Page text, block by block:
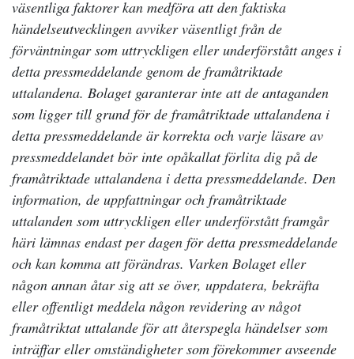
väsentliga faktorer kan medföra att den faktiska
händelseutvecklingen avviker väsentligt från de
förväntningar som uttryckligen eller underförstått anges i
detta pressmeddelande genom de framåtriktade
uttalandena. Bolaget garanterar inte att de antaganden
som ligger till grund för de framåtriktade uttalandena i
detta pressmeddelande är korrekta och varje läsare av
pressmeddelandet bör inte opåkallat förlita dig på de
framåtriktade uttalandena i detta pressmeddelande. Den
information, de uppfattningar och framåtriktade
uttalanden som uttryckligen eller underförstått framgår
häri lämnas endast per dagen för detta pressmeddelande
och kan komma att förändras. Varken Bolaget eller
någon annan åtar sig att se över, uppdatera, bekräfta
eller offentligt meddela någon revidering av något
framåtriktat uttalande för att återspegla händelser som
inträffar eller omständigheter som förekommer avseende